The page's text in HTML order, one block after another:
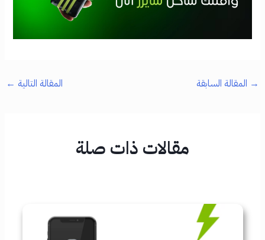
→ المقالة السابقة المقالة التالية ←
مقالات ذات صلة